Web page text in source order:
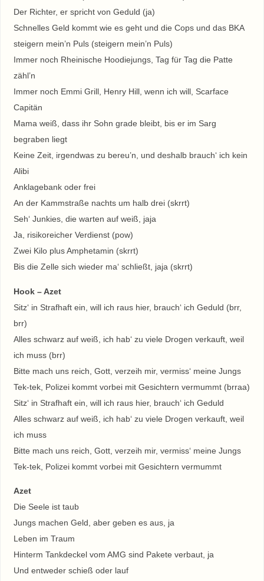
Der Richter, er spricht von Geduld (ja)
Schnelles Geld kommt wie es geht und die Cops und das BKA
steigern mein’n Puls (steigern mein’n Puls)
Immer noch Rheinische Hoodiejungs, Tag für Tag die Patte
zähl’n
Immer noch Emmi Grill, Henry Hill, wenn ich will, Scarface
Capitän
Mama weiß, dass ihr Sohn grade bleibt, bis er im Sarg
begraben liegt
Keine Zeit, irgendwas zu bereu’n, und deshalb brauch‘ ich kein
Alibi
Anklagebank oder frei
An der Kammstraße nachts um halb drei (skrrt)
Seh‘ Junkies, die warten auf weiß, jaja
Ja, risikoreicher Verdienst (pow)
Zwei Kilo plus Amphetamin (skrrt)
Bis die Zelle sich wieder ma‘ schließt, jaja (skrrt)
Hook – Azet
Sitz‘ in Strafhaft ein, will ich raus hier, brauch‘ ich Geduld (brr,
brr)
Alles schwarz auf weiß, ich hab‘ zu viele Drogen verkauft, weil
ich muss (brr)
Bitte mach uns reich, Gott, verzeih mir, vermiss‘ meine Jungs
Tek-tek, Polizei kommt vorbei mit Gesichtern vermummt (brraa)
Sitz‘ in Strafhaft ein, will ich raus hier, brauch‘ ich Geduld
Alles schwarz auf weiß, ich hab‘ zu viele Drogen verkauft, weil
ich muss
Bitte mach uns reich, Gott, verzeih mir, vermiss‘ meine Jungs
Tek-tek, Polizei kommt vorbei mit Gesichtern vermummt
Azet
Die Seele ist taub
Jungs machen Geld, aber geben es aus, ja
Leben im Traum
Hinterm Tankdeckel vom AMG sind Pakete verbaut, ja
Und entweder schieß oder lauf